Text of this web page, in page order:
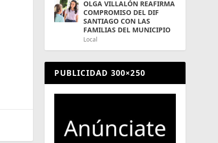
OLGA VILLALÓN REAFIRMA
COMPROMISO DEL DIF
SANTIAGO CON LAS
FAMILIAS DEL MUNICIPIO
Local
PUBLICIDAD 300×250